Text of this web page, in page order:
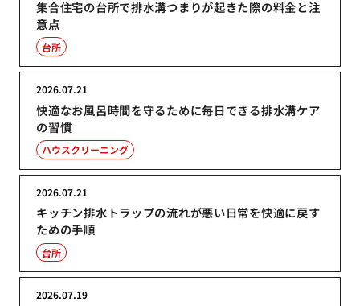
集合住宅の台所で排水溝つまりが起きた際の料金と注
意点
台所
快適なお風呂時間を守るために毎日できる排水溝ケア
の習慣
2026.07.21
ハウスクリーニング
キッチン排水トラップの流れが悪い日常を快適に戻す
ための手順
2026.07.21
台所
2026.07.19